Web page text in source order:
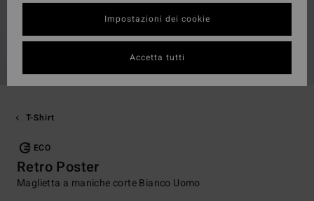
T-Shirt
ECO
Retro Poster
Maglietta a maniche corte Bianco Uomo
Impostazioni dei cookie
Accetta tutti